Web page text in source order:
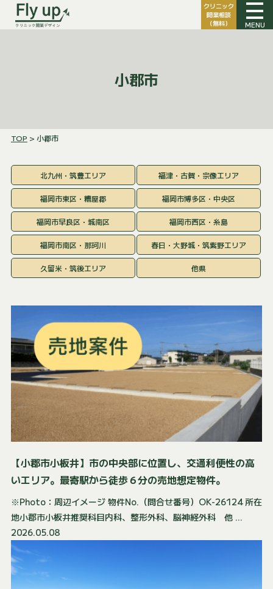
クリニック
開業相談
（無料）
MENU
小郡市
TOP > 小郡市
北九州・筑豊エリア 福津・古賀・宗像エリア
福岡市東区・糟屋郡 福岡市博多区・中央区
福岡市早良区・城南区 福岡市西区・糸島
福岡市南区・那珂川 春日・大野城・筑紫野エリア
久留米・筑後エリア 他県
【小郡市小板井】市の中央部に位置し、交通利便性の高
いエリア。最寄駅から徒歩６分の売地想定物件。
※Photo：周辺イメージ 物件No.（問合せ番号）OK-26124 所在
地小郡市小板井推奨科目内科、整形外科、脳神経外科 他 ...
2026.05.08